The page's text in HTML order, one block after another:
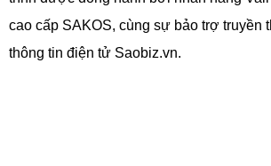
cao cấp SAKOS, cùng sự bảo trợ truyền
thông tin điện tử Saobiz.vn.